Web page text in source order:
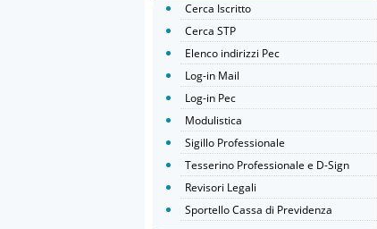
Cerca Iscritto
Cerca STP
Elenco indirizzi Pec
Log-in Mail
Log-in Pec
Modulistica
Sigillo Professionale
Tesserino Professionale e D-Sign
Revisori Legali
Sportello Cassa di Previdenza